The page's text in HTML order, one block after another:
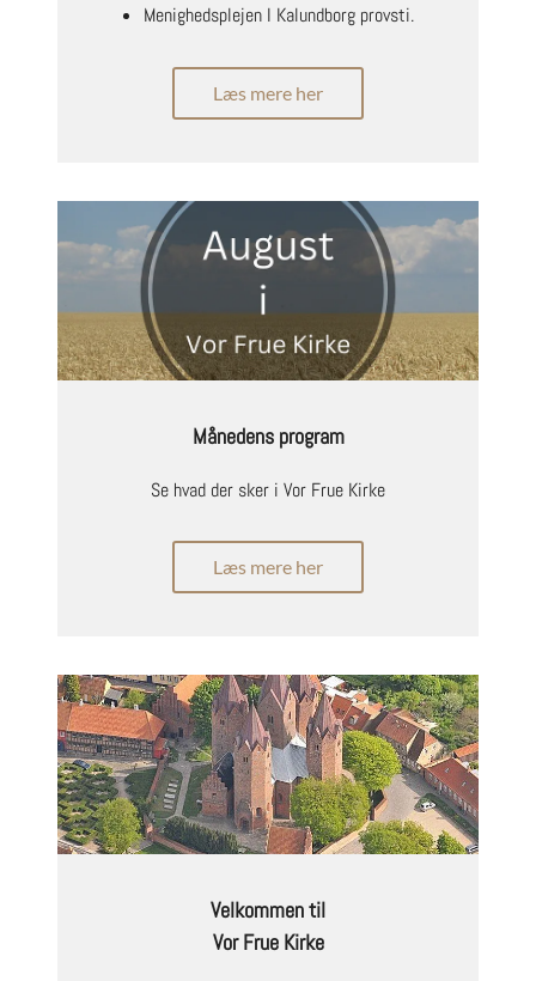
Menighedsplejen I Kalundborg provsti.
Læs mere her
Månedens program
Se hvad der sker i Vor Frue Kirke
Læs mere her
Velkommen til
Vor Frue Kirke